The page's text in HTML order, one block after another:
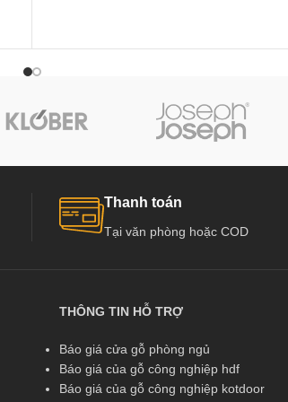
chống cháy, trong đó có Cửa Thép Chống
Cháy TCC.P1-G1B1 “cửa ...
Thanh toán
Tại văn phòng hoặc COD
THÔNG TIN HỖ TRỢ
Báo giá cửa gỗ phòng ngủ
Báo giá của gỗ công nghiệp hdf
Báo giá của gỗ công nghiệp kotdoor